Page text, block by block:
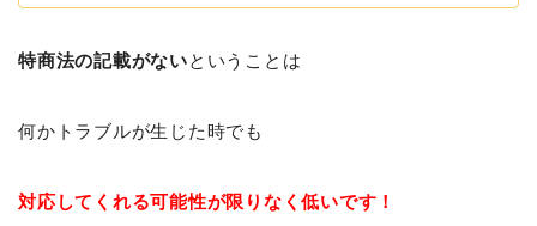
特商法の記載がないということは
何かトラブルが生じた時でも
対応してくれる可能性が限りなく低いです！